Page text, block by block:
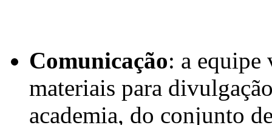
Comunicação: a equipe
materiais para
academia, do conjunto